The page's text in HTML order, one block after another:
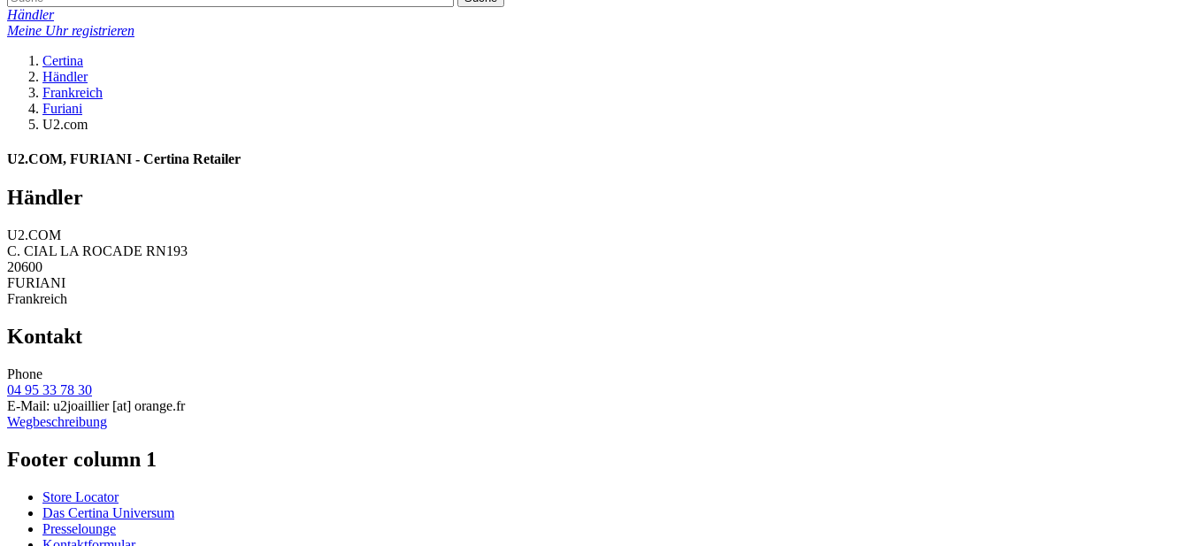
Händler
Meine Uhr registrieren
Certina
Händler
Frankreich
Furiani
U2.com
U2.COM, FURIANI - Certina Retailer
Händler
U2.COM
C. CIAL LA ROCADE RN193
20600
FURIANI
Frankreich
Kontakt
Phone
04 95 33 78 30
E-Mail: u2joaillier[at] orange.fr
Wegbeschreibung
Footer column 1
Store Locator
Das Certina Universum
Presselounge